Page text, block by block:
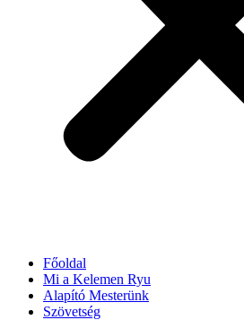
Főoldal
Mi a Kelemen Ryu
Alapító Mesterünk
Szövetség